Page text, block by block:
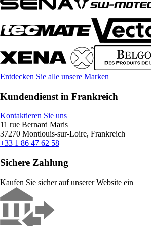
Entdecken Sie alle unsere Marken
Kundendienst in Frankreich
Kontaktieren Sie uns
11 rue Bernard Maris
37270 Montlouis-sur-Loire, Frankreich
+33 1 86 47 62 58
Sichere Zahlung
Kaufen Sie sicher auf unserer Website ein